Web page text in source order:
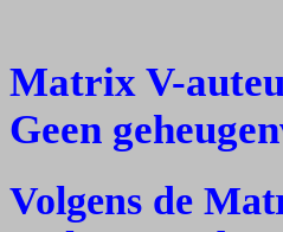
Matrix V-
Geen
Volgens de